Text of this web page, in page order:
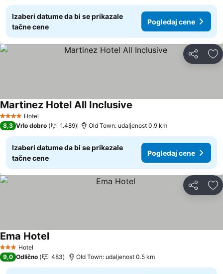
Izaberi datume da bi se prikazale
tačne cene
Pogledaj cene
Deli
4 ZvezdiceHotel
Martinez Hotel All Inclusive
8,3 Vrlo dobro 1.489 Old Town: udaljenost 0.9 km
Izaberi datume da bi se prikazale
tačne cene
Pogledaj cene
Deli
3 Zvezdice
Hotel
Ema Hotel
9,0 Odlično 483 Old Town: udaljenost 0.5 km